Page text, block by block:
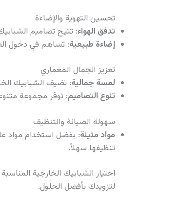
تحسين التهوية والإضاءة
تدفق الهواء: تتيح تصاميم
إضاءة طبيعية: تساهم في دخول
تعزيز الجمال المعماري
لمسة جمالية: تضيف الشبابيك
تنوع التصاميم: توفر مجموعة
سهولة الصيانة والتنظيف
مواد متينة: بفضل استخدام مواد
تنظيفها سهلاً.
اختيار الشبابيك الخارجية
لتزويدك بأفضل الحلول.